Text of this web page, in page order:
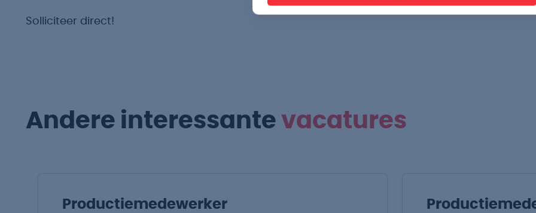
Solliciteer direct!
Andere interessante vacatures
Productiemedewerker